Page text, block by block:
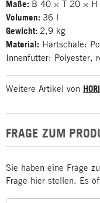
Maße: B 40 × T 20 × H
Volumen: 36 l
Gewicht: 2,9 kg
Material: Hartschale:
Innenfutter: Polyester,
Weitere Artikel von
FRAGE ZUM
Sie haben eine Frage
Frage hier stellen. Es